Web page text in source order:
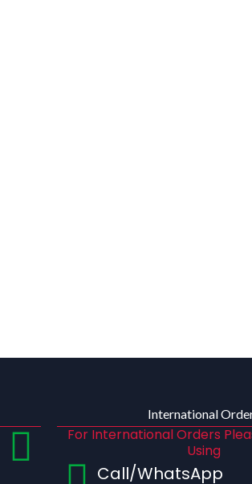
International
For International Orders
Using
Call/WhatsApp